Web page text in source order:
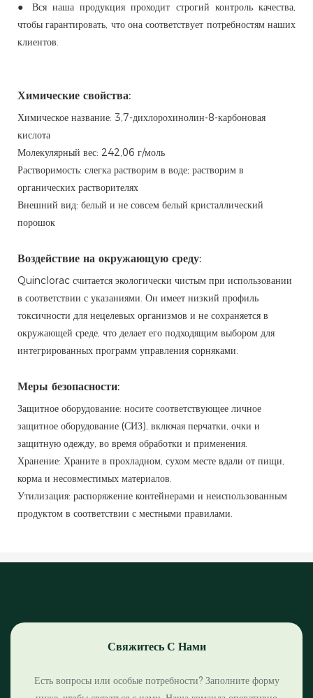
● Вся наша продукция проходит строгий контроль качества,
чтобы гарантировать, что она соответствует потребностям наших
клиентов.
Химические свойства:
Химическое название: 3,7-дихлорохинолин-8-карбоновая
кислота
Молекулярный вес: 242,06 г/моль
Растворимость: слегка растворим в воде; растворим в
органических растворителях
Внешний вид: белый и не совсем белый кристаллический
порошок
Воздействие на окружающую среду:
Quinclorac считается экологически чистым при использовании
в соответствии с указаниями. Он имеет низкий профиль
токсичности для нецелевых организмов и не сохраняется в
окружающей среде, что делает его подходящим выбором для
интегрированных программ управления сорняками.
Меры безопасности:
Защитное оборудование: носите соответствующее личное
защитное оборудование (СИЗ), включая перчатки, очки и
защитную одежду, во время обработки и применения.
Хранение: Храните в прохладном, сухом месте вдали от пищи,
корма и несовместимых материалов.
Утилизация: распоряжение контейнерами и неиспользованным
продуктом в соответствии с местными правилами.
Свяжитесь С Нами
Есть вопросы или особые потребности? Заполните форму